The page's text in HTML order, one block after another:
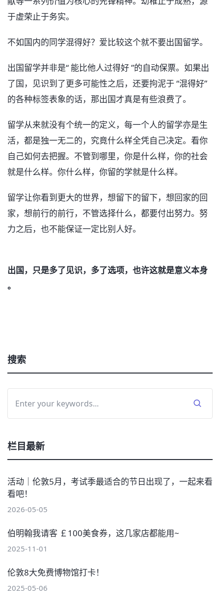
于虚荣止于务实。
不如国内的同学混得好？爱比较这个就不要出国留学。
出国留学并非是“ 能比他人过得好 ”的自动保票。如果出
了国，见识到了更多可能性之后，还要拘泥于 “混得好”
的各种标签表象的话，那出国才真是有些浪费了。
留学从来就没有个统一的定义，每一个人的留学亦是生
活，都是独一无二的，究竟什么样全凭自己决定。看你
自己如何去把握。不管到哪里，你是什么样，你的社会
就是什么样。你什么样，你留的学就是什么样。
留学让你看到更大的世界，想留下的留下，想回家的回
家，想前行的前行，不管选择什么，都要付出努力。努
力之后，也不能保证一定比别人好。
出国，只是多了见识，多了选项，也许这就是意义本身
。
搜索
栏目最新
活动｜伦敦5月，考试季最适合的节日出现了，一起来看
看吧！
2026-05-05
伯明翰我请客 ￡100美食券，这几家店都能用~
2025-11-01
伦敦8大免费博物馆打卡！
2025-05-06